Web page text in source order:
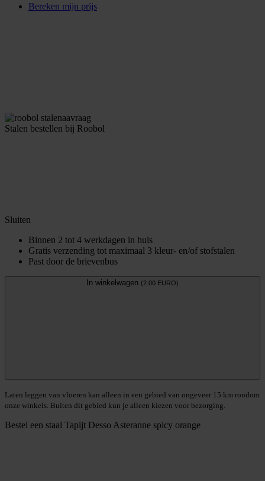
Bereken mijn prijs
Stalen bestellen bij Roobol
Sluiten
Binnen 2 tot 4 werkdagen in huis
Gratis verzending tot maximaal 3 kleur- en/of stofstalen
Past door de brievenbus
In winkelwagen (2.00 EURO)
Laten leggen van vloeren kan alleen in een gebied van ongeveer 15 km rondom
onze winkels. Buiten dit gebied kun je alleen kiezen voor bezorging.
Bestel een staal Tapijt Desso Asteranne spicy orange